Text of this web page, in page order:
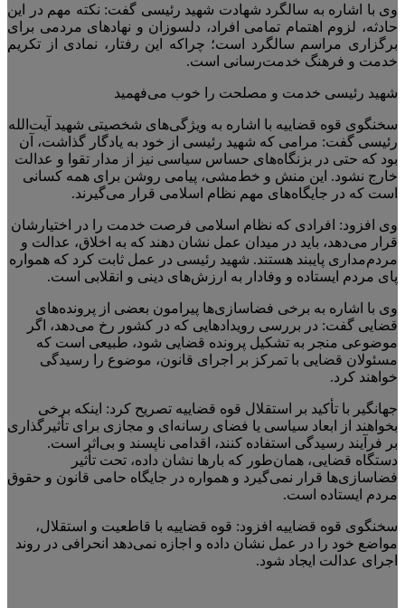
وی با اشاره به سالگرد شهادت شهید رئیسی گفت: نکته مهم در این
حادثه، لزوم اهتمام تمامی افراد، دلسوزان و نهادهای مردمی برای
برگزاری مراسم سالگرد است؛ چراکه این رفتار، نمادی از تکریم
خدمت و فرهنگ خدمت‌رسانی است.
شهید رئیسی خدمت و مصلحت را خوب می‌فهمید
سخنگوی قوه قضاییه با اشاره به ویژگی‌های شخصیتی شهید آیت‌الله
رئیسی گفت: مرامی که شهید رئیسی از خود به یادگار گذاشت، آن
بود که حتی در بزنگاه‌های حساس سیاسی نیز از مدار تقوا و عدالت
خارج نشود. این منش و خط‌مشی، پیامی روشن برای همه کسانی
است که در جایگاه‌های مهم نظام اسلامی قرار می‌گیرند.
وی افزود: افرادی که نظام اسلامی فرصت خدمت را در اختیارشان
قرار می‌دهد، باید در میدان عمل نشان دهند که به اخلاق، عدالت و
مردم‌مداری پایبند هستند. شهید رئیسی در عمل ثابت کرد که همواره
پای مردم ایستاده و وفادار به ارزش‌های دینی و انقلابی است.
وی با اشاره به برخی فضاسازی‌ها پیرامون بعضی از پرونده‌های
قضایی گفت: در بررسی رویدادهایی که در کشور رخ می‌دهد، اگر
موضوعی منجر به تشکیل پرونده قضایی شود، طبیعی است که
مسئولان قضایی با تمرکز بر اجرای قانون، موضوع را رسیدگی
خواهند کرد.
جهانگیر با تأکید بر استقلال قوه قضاییه تصریح کرد: اینکه برخی
بخواهند از ابعاد سیاسی یا فضای رسانه‌ای و مجازی برای تأثیرگذاری
بر فرآیند رسیدگی استفاده کنند، اقدامی ناپسند و بی‌اثر است.
دستگاه قضایی، همان‌طور که بارها نشان داده، تحت تأثیر
فضاسازی‌ها قرار نمی‌گیرد و همواره در جایگاه حامی قانون و حقوق
مردم ایستاده است.
سخنگوی قوه قضاییه افزود: قوه قضاییه با قاطعیت و استقلال،
مواضع خود را در عمل نشان داده و اجازه نمی‌دهد انحرافی در روند
اجرای عدالت ایجاد شود.